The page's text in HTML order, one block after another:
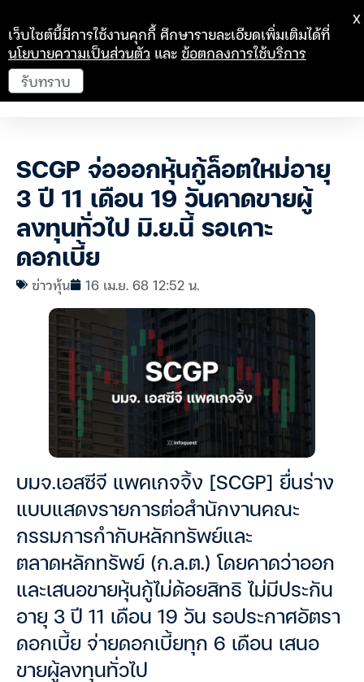
SCGP จ่อออกหุ้นกู้ล็อตใหม่อายุ
3 ปี 11 เดือน 19 วันคาดขายผู้
ลงทุนทั่วไป มิ.ย.นี้ รอเคาะ
ดอกเบี้ย
ข่าวหุ้น 16 เม.ย. 68 12:52 น.
บมจ.เอสซีจี แพคเกจจิ้ง [SCGP] ยื่นร่าง
แบบแสดงรายการต่อสำนักงานคณะ
กรรมการกำกับหลักทรัพย์และ
ตลาดหลักทรัพย์ (ก.ล.ต.) โดยคาดว่าออก
และเสนอขายหุ้นกู้ไม่ด้อยสิทธิ ไม่มีประกัน
อายุ 3 ปี 11 เดือน 19 วัน รอประกาศอัตรา
ดอกเบี้ย จ่ายดอกเบี้ยทุก 6 เดือน เสนอ
ขายผู้ลงทุนทั่วไป
เว็บไซต์นี้มีการใช้งานคุกกี้ ศึกษารายละเอียดเพิ่มเติมได้ที่
นโยบายความเป็นส่วนตัว และข้อตกลงการใช้บริการ
รับทราบ
X